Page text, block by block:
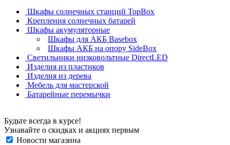
Шкафы солнечных станций TopBox
Крепления солнечных батарей
Шкафы акумуляторные
Шкафы для АКБ Basebox
Шкафы АКБ на опору SideBox
Светильники низковольтные DirectLED
Изделия из пластиков
Изделия из дерева
Мебель для мастерской
Батарейные перемычки
Будьте всегда в курсе!
Узнавайте о скидках и акциях первым
Новости магазина